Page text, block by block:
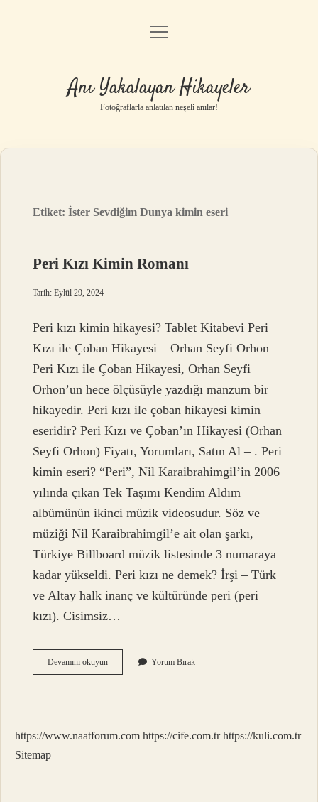
Anasayfa
Yasal Uyarı
menüyü
Anı Yakalayan Hikayeler
Fotoğraflarla anlatılan neşeli anılar!
Etiket:İster Sevdiğim Dunya kimin eseri
Peri Kızı Kimin Romanı
Tarih: Eylül 29, 2024
Peri kızı kimin hikayesi? Tablet Kitabevi Peri
Kızı ile Çoban Hikayesi – Orhan Seyfi Orhon
Peri Kızı ile Çoban Hikayesi, Orhan Seyfi
Orhon’un hece ölçüsüyle yazdığı manzum bir
hikayedir. Peri kızı ile çoban hikayesi kimin
eseridir? Peri Kızı ve Çoban’ın Hikayesi (Orhan
Seyfi Orhon) Fiyatı, Yorumları, Satın Al – . Peri
kimin eseri? “Peri”, Nil Karaibrahimgil’in 2006
yılında çıkan Tek Taşımı Kendim Aldım
albümünün ikinci müzik videosudur. Söz ve
müziği Nil Karaibrahimgil’e ait olan şarkı,
Türkiye Billboard müzik listesinde 3 numaraya
kadar yükseldi. Peri kızı ne demek? İrşi – Türk
ve Altay halk inanç ve kültüründe peri (peri
kızı). Cisimsiz…
Devamını okuyunPeri
Kızı
Yorum Bırak
https://www.naatforum.com https://cife.com.tr https://kuli.com.tr
Sitemap